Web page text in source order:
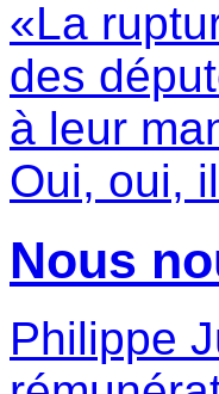
«La
des
à leur
Oui, oui,
Nous
Philippe